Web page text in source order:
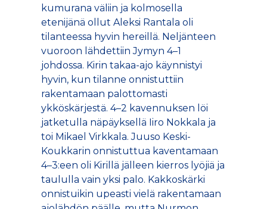
kumurana väliin ja kolmosella
etenijänä ollut Aleksi Rantala oli
tilanteessa hyvin hereillä. Neljänteen
vuoroon lähdettiin Jymyn 4–1
johdossa. Kirin takaa-ajo käynnistyi
hyvin, kun tilanne onnistuttiin
rakentamaan palottomasti
ykköskärjestä. 4–2 kavennuksen löi
jatketulla näpäyksellä Iiro Nokkala ja
toi Mikael Virkkala. Juuso Keski-
Koukkarin onnistuttua kaventamaan
4–3:een oli Kirillä jälleen kierros lyöjiä ja
taululla vain yksi palo. Kakkoskärki
onnistuikin upeasti vielä rakentamaan